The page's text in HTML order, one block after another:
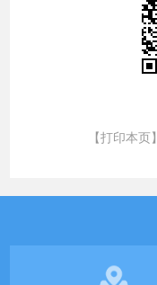
【打印本页】